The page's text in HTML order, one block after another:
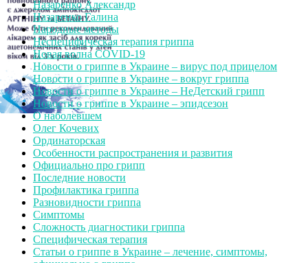
Назаренко Александр
Назаренко Галина
Народные методы
Неспецифическая терапия гриппа
Новая волна COVID-19
Новости о гриппе в Украине – вирус под прицелом
Новости о гриппе в Украине – вокруг гриппа
Новости о гриппе в Украине – НеДетский грипп
Новости о гриппе в Украине – эпидсезон
О наболевшем
Олег Кочевих
Ординаторская
Особенности распространения и развития
Официально про грипп
Последние новости
Профилактика гриппа
Разновидности гриппа
Симптомы
Сложность диагностики гриппа
Специфическая терапия
Статьи о гриппе в Украине – лечение, симптомы,